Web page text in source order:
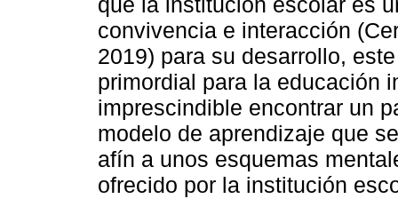
convivencia e interacción
2019) para su desarrollo,
primordial para la educación
imprescindible encontrar un
modelo de aprendizaje que
afín a unos esquemas
ofrecido por la institución